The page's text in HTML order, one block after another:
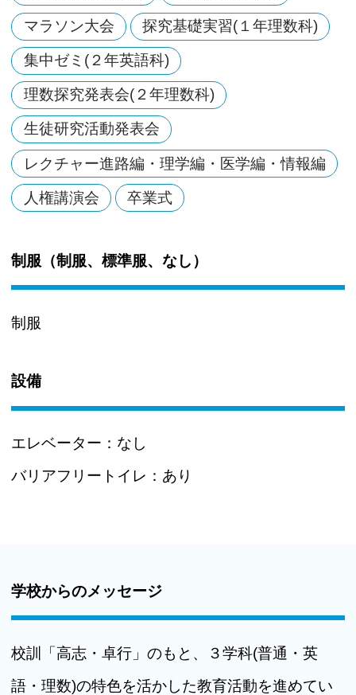
マラソン大会 探究基礎実習(１年理数科)
集中ゼミ(２年英語科)
理数探究発表会(２年理数科)
生徒研究活動発表会
レクチャー進路編・理学編・医学編・情報編
人権講演会 卒業式
制服（制服、標準服、なし）
制服
設備
エレベーター： なし
バリアフリートイレ： あり
学校からのメッセージ
校訓「高志・卓行」のもと、３学科(普通・英
語・理数)の特色を活かした教育活動を進めてい